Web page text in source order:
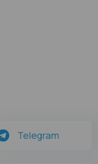
Telegram